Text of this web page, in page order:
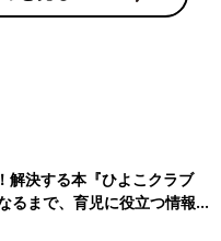
解決する本『ひよこクラブ
まで、育児に役立つ情報が